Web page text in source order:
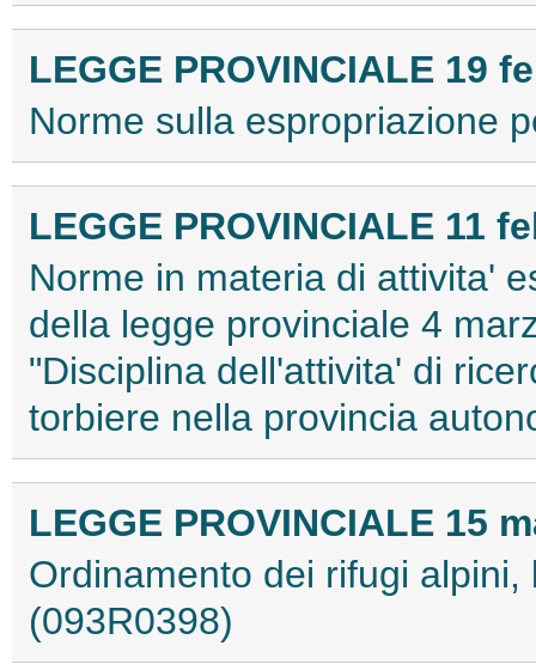
LEGGE PROVINCIALE 19
Norme sulla espropriazione
LEGGE PROVINCIALE 11
Norme in materia di attivita'
della legge provinciale 4
"Disciplina dell'attivita' di
torbiere nella provincia
LEGGE PROVINCIALE 15
Ordinamento dei rifugi
(093R0398)